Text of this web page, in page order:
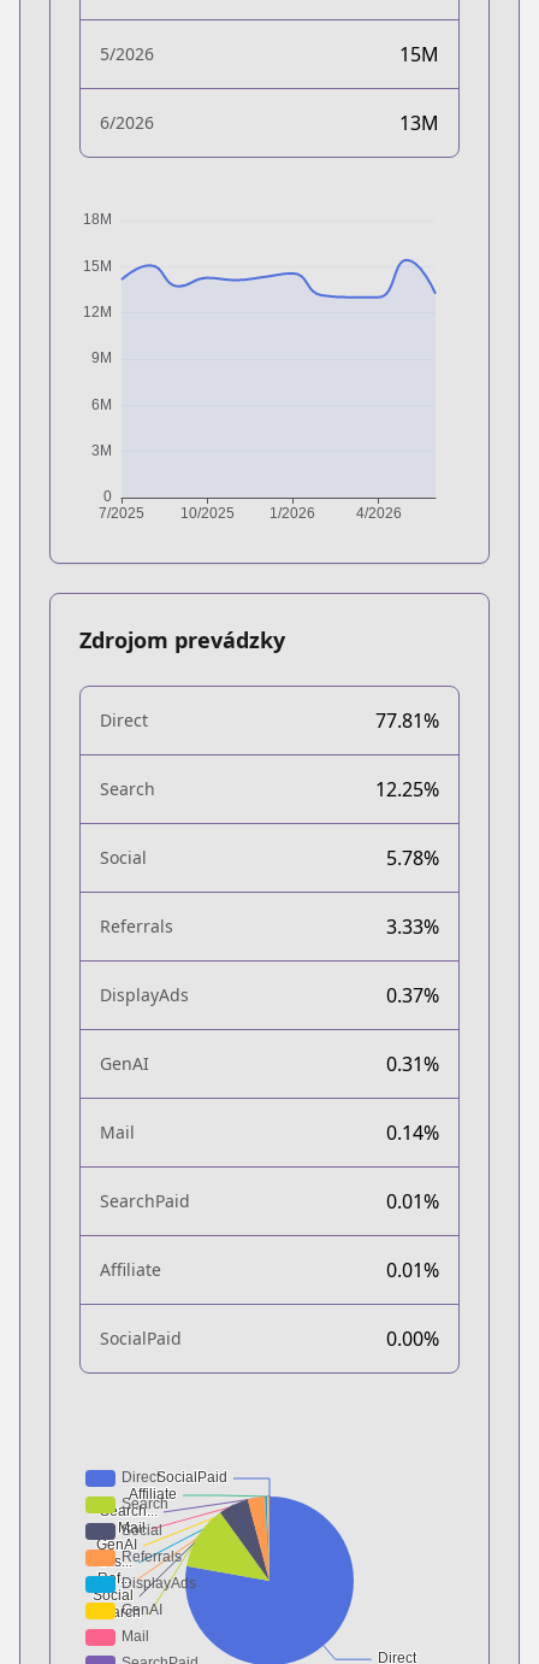
5/2026 15M
6/2026 13M
Zdrojom prevádzky
Direct 77.81%
Search 12.25%
Social 5.78%
Referrals 3.33%
DisplayAds 0.37%
GenAI 0.31%
Mail 0.14%
SearchPaid 0.01%
Affiliate 0.01%
SocialPaid 0.00%